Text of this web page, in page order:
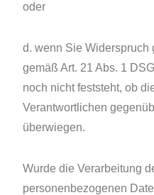
oder
d. wenn Sie Widerspruch
gemäß Art. 21 Abs. 1
noch nicht feststeht, ob
Verantwortlichen
überwiegen.
Wurde die Verarbeitung
personenbezogenen